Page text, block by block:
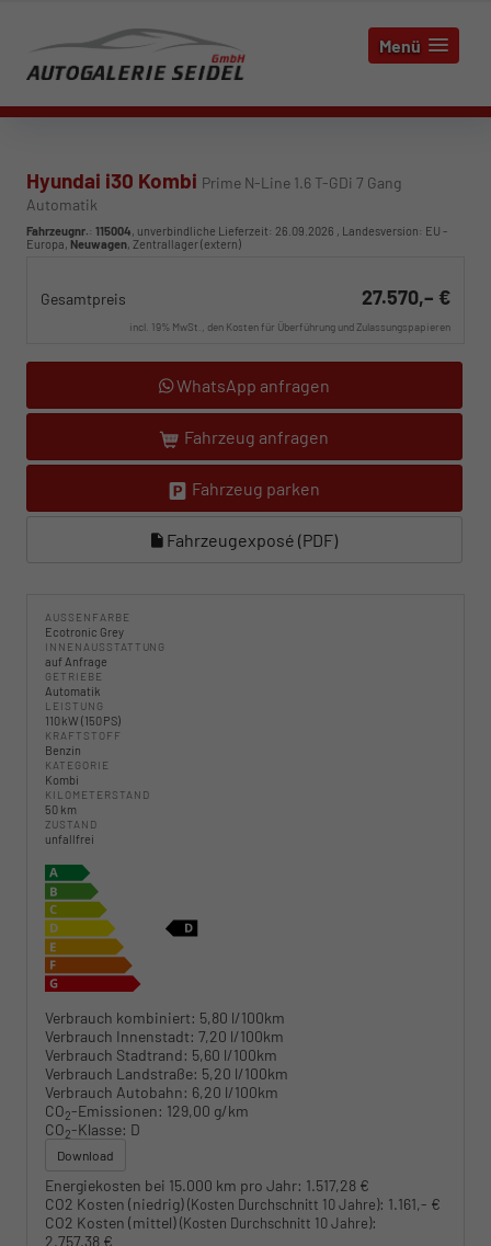
Menü
Hyundai i30 Kombi Prime N-Line 1.6 T-GDi 7 Gang
Automatik
Fahrzeugnr.: 115004, unverbindliche Lieferzeit: 26.09.2026 , Landesversion: EU -
Europa, Neuwagen, Zentrallager (extern)
Gesamtpreis 27.570,– €
incl. 19% MwSt., den Kosten für Überführung und Zulassungspapieren
WhatsApp anfragen
Fahrzeug anfragen
Fahrzeug parken
Fahrzeugexposé (PDF)
AUSSENFARBE
Ecotronic Grey
INNENAUSSTATTUNG
auf Anfrage
GETRIEBE
Automatik
LEISTUNG
110 kW (150 PS)
KRAFTSTOFF
Benzin
KATEGORIE
Kombi
KILOMETERSTAND
50 km
ZUSTAND
unfallfrei
Verbrauch kombiniert: 5,80 l/100km
Verbrauch Innenstadt: 7,20 l/100km
Verbrauch Stadtrand: 5,60 l/100km
Verbrauch Landstraße: 5,20 l/100km
Verbrauch Autobahn: 6,20 l/100km
CO2-Emissionen: 129,00 g/km
CO2-Klasse: D
Download
Energiekosten bei 15.000 km pro Jahr: 1.517,28 €
CO2 Kosten (niedrig)(Kosten Durchschnitt 10 Jahre): 1.161,- €
CO2 Kosten (mittel)(Kosten Durchschnitt 10 Jahre):
2.757,38 €